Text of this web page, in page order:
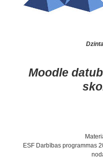
Moodle
ESF Darbības programmas